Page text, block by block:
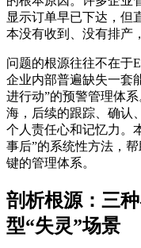
显示订单早已下达，但
本没有收到、没有排产
问题的根源往往不在于
企业内部普遍缺失一套
进行动”的预警管理体
海，后续的跟踪、确认
个人责任心和记忆力。
事后”的系统性方法，
键的管理体系。
剖析根源：三
型“失灵”场景